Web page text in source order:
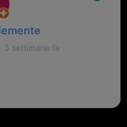
3 settimane fa